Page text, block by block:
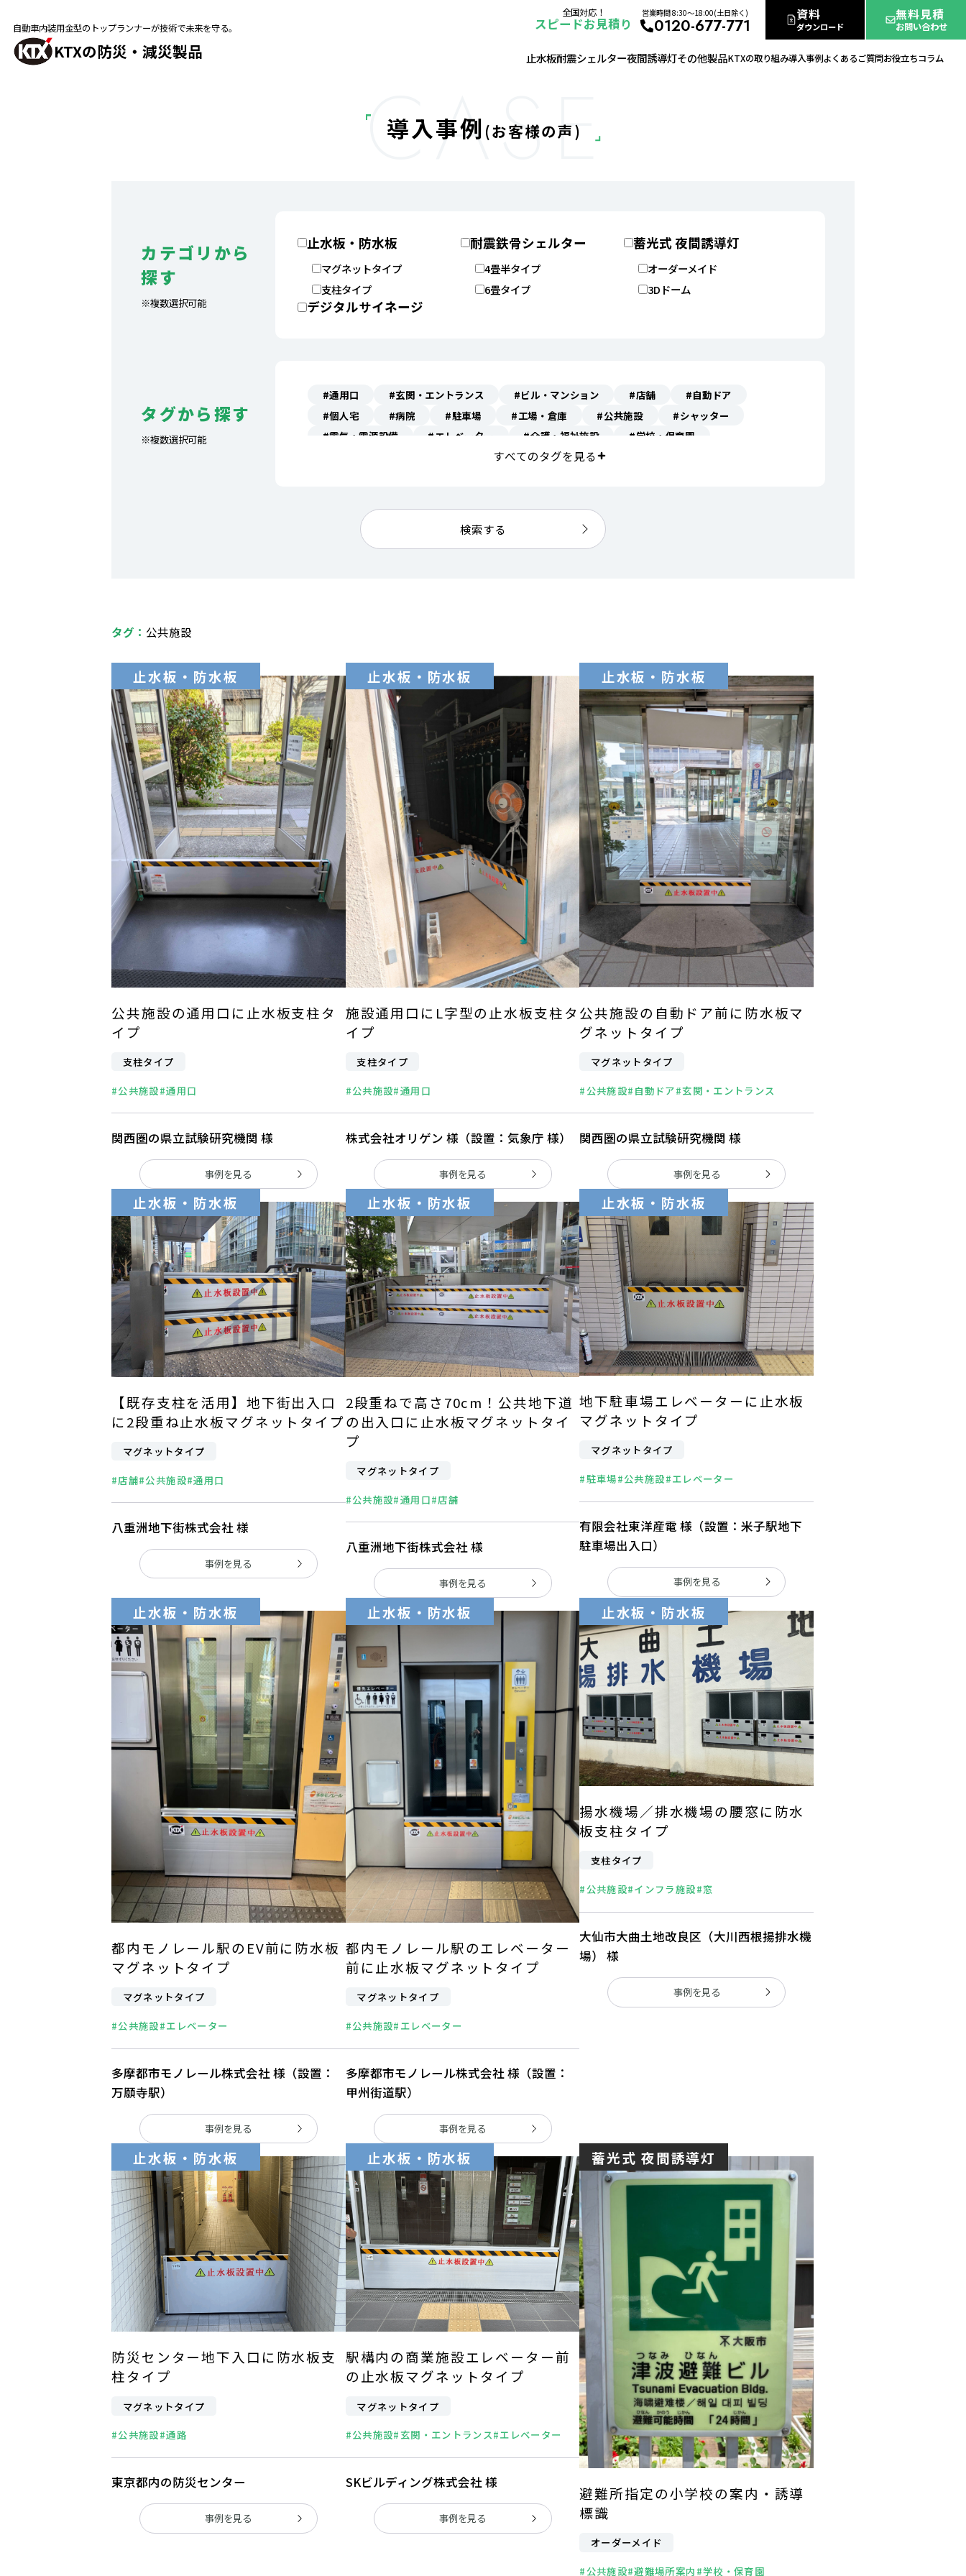
自動車内装用金型のトップランナーが技術で未来を守る。
KTXの防災・減災製品
全国対応！
スピードお見積り 0120-677-771
営業時間 8:30〜18:00(土日除く) 資料
ダウンロード
無料見積
お問い合わせ
止水板耐震シェルター夜間誘導灯その他製品KTXの取り組み導入事例よくあるご質問お役立ちコラム
CASE
導入事例 (お客様の声)
カテゴリから
探す
※複数選択可能
止水板・防水板
マグネットタイプ
支柱タイプ
耐震鉄骨シェルター
4畳半タイプ
6畳タイプ
蓄光式 夜間誘導灯
オーダーメイド
3Dドーム
デジタルサイネージ
タグから探す
※複数選択可能
#通用口 #玄関・エントランス #ビル・マンション #店舗
#自動ドア
#個人宅
#病院 #駐車場 #工場・倉庫 #公共施設
#シャッター
#電気・電源設備
#エレベーター #介護・福祉施設
#学校・保育園
#通路 #畳 #インフラ施設
#一般企業
#ガレージ・物置
#トイレ
すべてのタグを見る
検索する
タグ： 公共施設
止水板・防水板
公共施設の通用口に止水板支柱タ
イプ
支柱タイプ
#公共施設#通用口
関西圏の県立試験研究機関 様
事例を見る
止水板・防水板
施設通用口にL字型の止水板支柱タ
イプ
支柱タイプ
#公共施設#通用口
株式会社オリゲン 様（設置：気象庁 様）
事例を見る
止水板・防水板
公共施設の自動ドア前に防水板マ
グネットタイプ
マグネットタイプ
#公共施設#自動ドア#玄関・エントランス
関西圏の県立試験研究機関 様
事例を見る
止水板・防水板
【既存支柱を活用】地下街出入口
に2段重ね止水板マグネットタイプ
マグネットタイプ
#店舗#公共施設#通用口
八重洲地下街株式会社 様
事例を見る
止水板・防水板
2段重ねで高さ70cm！公共地下道
の出入口に止水板マグネットタイ
プ
マグネットタイプ
#公共施設#通用口#店舗
八重洲地下街株式会社 様
事例を見る
止水板・防水板
地下駐車場エレベーターに止水板
マグネットタイプ
マグネットタイプ
#駐車場#公共施設#エレベーター
有限会社東洋産電 様（設置：米子駅地下
駐車場出入口）
事例を見る
止水板・防水板
都内モノレール駅のEV前に防水板
マグネットタイプ
マグネットタイプ
#公共施設#エレベーター
多摩都市モノレール株式会社 様（設置：
万願寺駅）
事例を見る
止水板・防水板
都内モノレール駅のエレベーター
前に止水板マグネットタイプ
マグネットタイプ
#公共施設#エレベーター
多摩都市モノレール株式会社 様（設置：
甲州街道駅）
事例を見る
止水板・防水板
揚水機場／排水機場の腰窓に防水
板支柱タイプ
支柱タイプ
#公共施設#インフラ施設#窓
大仙市大曲土地改良区（大川西根揚排水機
場） 様
事例を見る
止水板・防水板
防災センター地下入口に防水板支
柱タイプ
マグネットタイプ
#公共施設#通路
東京都内の防災センター
事例を見る
止水板・防水板
駅構内の商業施設エレベーター前
の止水板マグネットタイプ
マグネットタイプ
#公共施設#玄関・エントランス#エレベーター
SKビルディング株式会社 様
事例を見る
蓄光式 夜間誘導灯
避難所指定の小学校の案内・誘導
標識
オーダーメイド
#公共施設#避難場所案内 #学校・保育園